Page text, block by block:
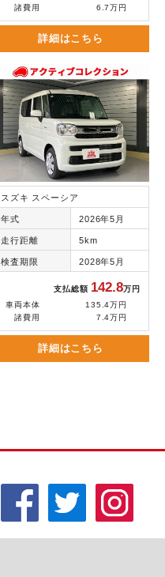
諸費用
6.7万円
詳細はこちら
スズキ スペーシア
年式 2026年5月
走行距離 5km
検査期限 2028年5月
支払総額 142.8万円
車両本体
135.4万円
諸費用
7.4万円
詳細はこちら